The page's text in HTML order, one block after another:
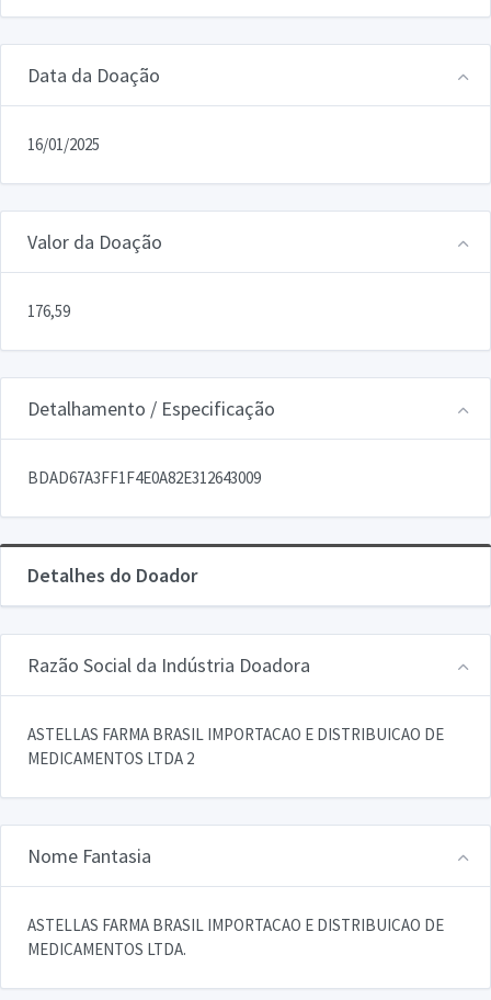
Data da Doação
16/01/2025
Valor da Doação
176,59
Detalhamento / Especificação
BDAD67A3FF1F4E0A82E312643009
Detalhes do Doador
Razão Social da Indústria Doadora
ASTELLAS FARMA BRASIL IMPORTACAO E DISTRIBUICAO DE
MEDICAMENTOS LTDA 2
Nome Fantasia
ASTELLAS FARMA BRASIL IMPORTACAO E DISTRIBUICAO DE
MEDICAMENTOS LTDA.